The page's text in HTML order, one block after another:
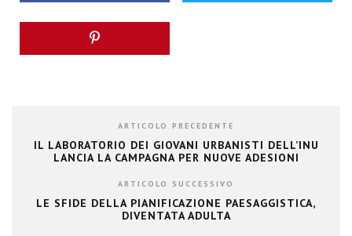
ARTICOLO PRECEDENTE
IL LABORATORIO DEI GIOVANI URBANISTI DELL’INU
LANCIA LA CAMPAGNA PER NUOVE ADESIONI
ARTICOLO SUCCESSIVO
LE SFIDE DELLA PIANIFICAZIONE PAESAGGISTICA,
DIVENTATA ADULTA